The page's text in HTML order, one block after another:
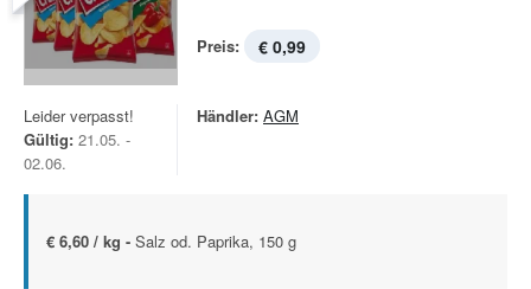
Preis: € 0,99
Leider verpasst!
Gültig: 21.05. -
02.06.
Händler: AGM
€ 6,60 / kg - Salz od. Paprika, 150 g